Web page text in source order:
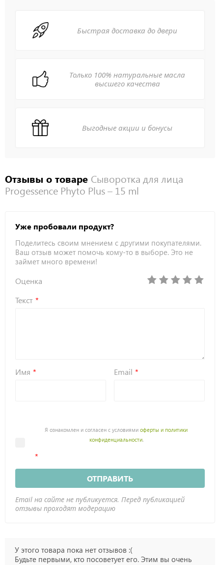
Быстрая доставка до двери
Только 100% натуральные масла
высшего качества
Выгодные акции и бонусы
Отзывы о товаре Сыворотка для лица
Progessence Phyto Plus – 15 ml
Уже пробовали продукт?
Поделитесь своим мнением с другими покупателями.
Ваш отзыв может помочь кому-то в выборе. Это не
займет много времени!
Оценка
Текст
Имя Email
Я ознакомлен и согласен с условиямиоферты и политики
конфиденциальности.
ОТПРАВИТЬ
Email на сайте не публикуется. Перед публикацией
отзывы проходят модерацию
У этого товара пока нет отзывов :(
Будьте первыми, кто посоветует его. Этим вы очень